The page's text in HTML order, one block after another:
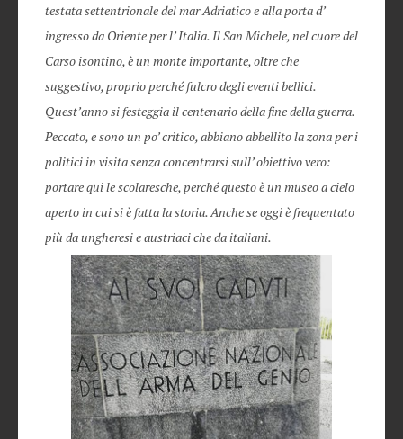
testata settentrionale del mar Adriatico e alla porta d’
ingresso da Oriente per l’ Italia. Il San Michele, nel cuore del
Carso isontino, è un monte importante, oltre che
suggestivo, proprio perché fulcro degli eventi bellici.
Quest’anno si festeggia il centenario della fine della guerra.
Peccato, e sono un po’ critico, abbiano abbellito la zona per i
politici in visita senza concentrarsi sull’ obiettivo vero:
portare qui le scolaresche, perché questo è un museo a cielo
aperto in cui si è fatta la storia. Anche se oggi è frequentato
più da ungheresi e austriaci che da italiani.